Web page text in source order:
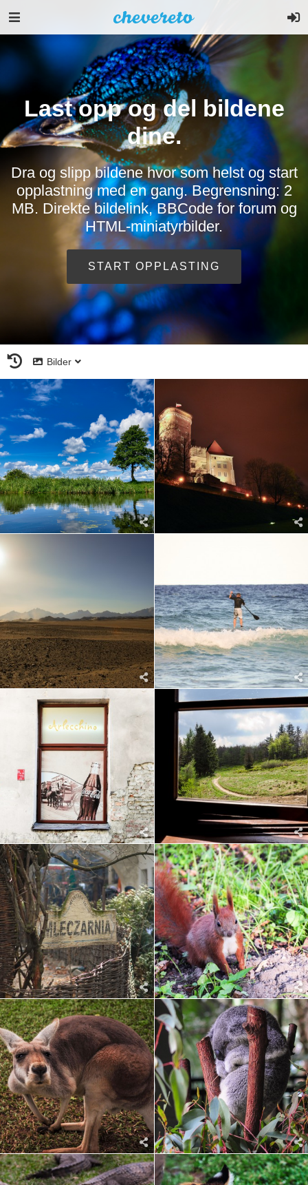
Last opp og del bildene
dine.
Dra og slipp bildene hvor som helst og start
opplastning med en gang. Begrensning: 2
MB. Direkte bildelink, BBCode for forum og
HTML-miniatyrbilder.
START OPPLASTING
Bilder